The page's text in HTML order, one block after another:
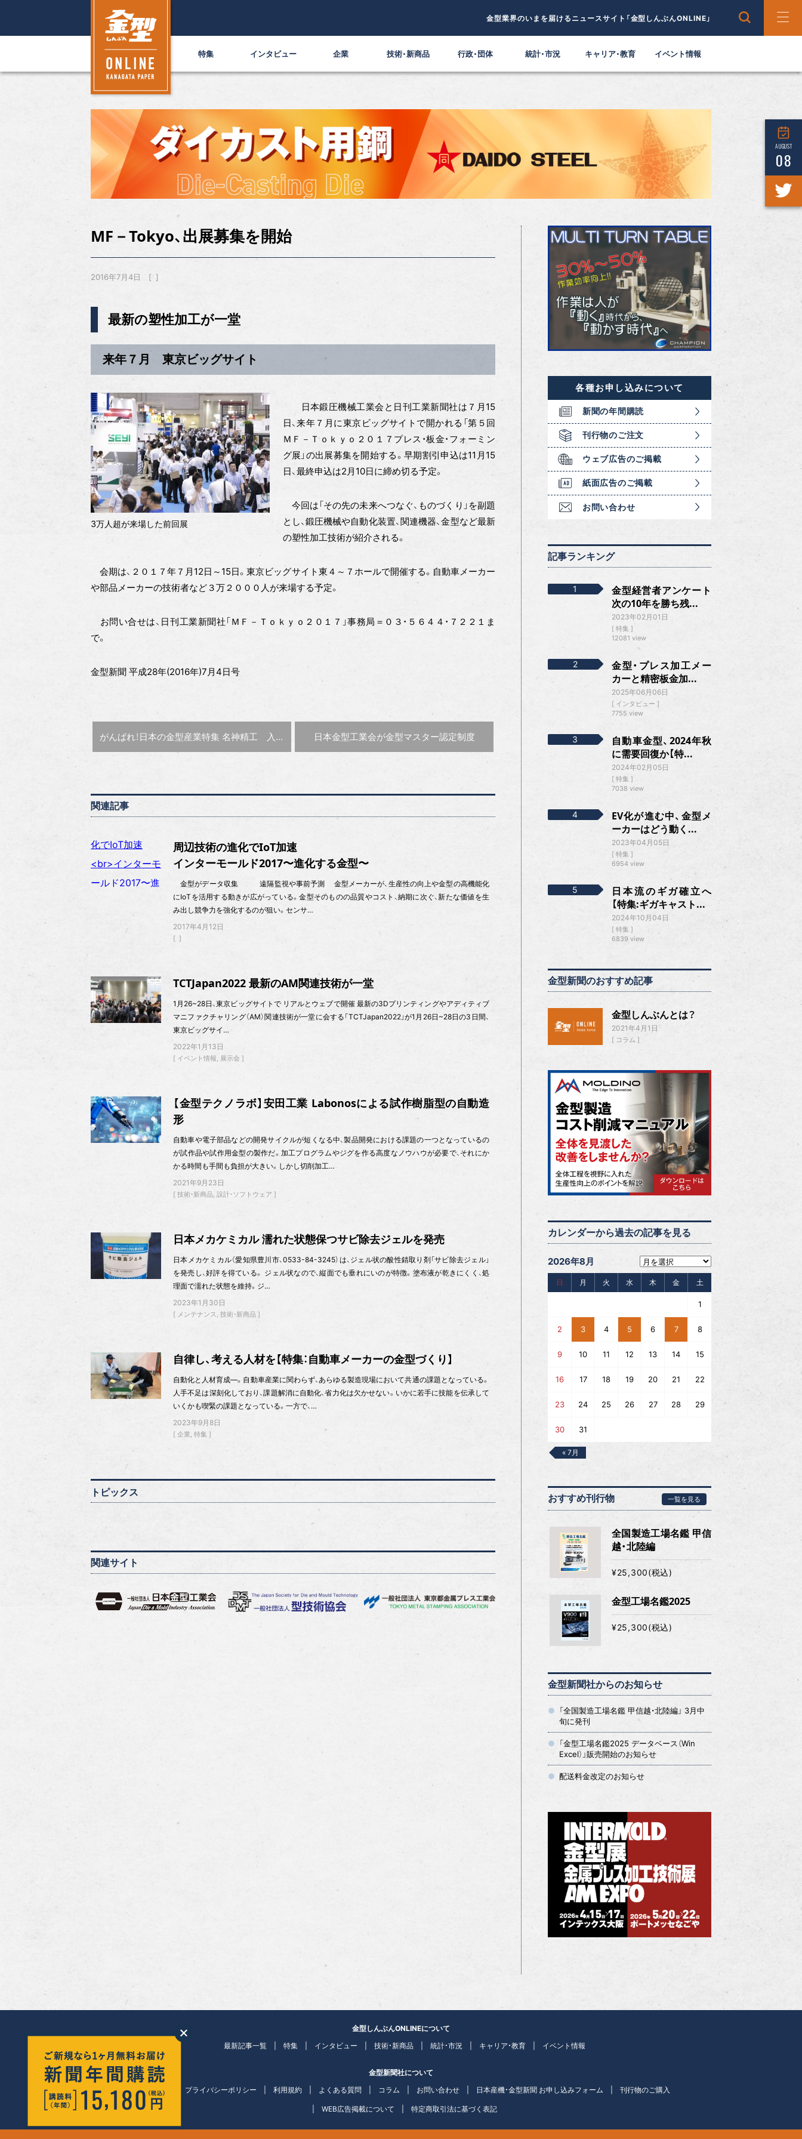
金型業界のいまを届けるニュースサイト「金型しんぶんONLINE」
特集 インタビュー 企業 技術・新商品 行政・団体 統計・市況 キャリア・教育 イベント情報
AUGUST
08
MF－Tokyo、出展募集を開始
2016年7月4日
最新の塑性加工が一堂
来年７月 東京ビッグサイト
3万人超が来場した前回展
日本鍛圧機械工業会と日刊工業新聞社は７月15
日、来年７月に東京ビッグサイトで開かれる「第５回
ＭＦ－Ｔｏｋｙｏ２０１７プレス・板金・フォーミン
グ展」の出展募集を開始する。早期割引申込は11月15
日、最終申込は2月10日に締め切る予定。
今回は「その先の未来へつなぐ、ものづくり」を副題
とし、鍛圧機械や自動化装置、関連機器、金型など最新
の塑性加工技術が紹介される。
会期は、２０１７年７月12日～15日。東京ビッグサイト東４～７ホールで開催する。自動車メーカー
や部品メーカーの技術者など３万２０００人が来場する予定。
お問い合せは、日刊工業新聞社「ＭＦ－Ｔｏｋｙｏ２０１７」事務局＝０３・５６４４・７２２１ま
で。
金型新聞 平成28年(2016年)7月4日号
前の記事 :
がんばれ！日本の金型産業特集名神精工 入野 晃一 社長 次の記事 :
日本金型工業会が金型マスター認定制度
関連記事
周辺技術の進化でIoT加速
インターモールド2017〜進化する金型〜
金型がデータ収集 遠隔監視や事前予測 金型メーカーが、生産性の向上や金型の高機能化
にIoTを活用する動きが広がっている。金型そのものの品質やコスト、納期に次ぐ、新たな価値を生
み出し競争力を強化するのが狙い。センサ…
2017年4月12日
TCTJapan2022 最新のAM関連技術が一堂
1月26~28日、東京ビッグサイトで リアルとウェブで開催 最新の3Dプリンティングやアディティブ
マニファクチャリング（AM）関連技術が一堂に会する「TCTJapan2022」が1月26日~28日の3日間、
東京ビッグサイ…
2022年1月13日
イベント情報 展示会
【金型テクノラボ】安田工業 Labonosによる試作樹脂型の自動造
形
自動車や電子部品などの開発サイクルが短くなる中、製品開発における課題の一つとなっているの
が試作品や試作用金型の製作だ。加工プログラムやジグを作る高度なノウハウが必要で、それにか
かる時間も手間も負担が大きい。しかし切削加工…
2021年9月23日
技術・新商品 設計・ソフトウェア
日本メカケミカル 濡れた状態保つサビ除去ジェルを発売
日本メカケミカル（愛知県豊川市、0533-84-3245）は、ジェル状の酸性錆取り剤「サビ除去ジェル」
を発売し、好評を得ている。 ジェル状なので、縦面でも垂れにいのが特徴。塗布液が乾きにくく、処
理面で濡れた状態を維持。ジ…
2023年1月30日
メンテナンス 技術・新商品
自律し、考える人材を【特集：自動車メーカーの金型づくり】
自動化と人材育成—。自動車産業に関わらず、あらゆる製造現場において共通の課題となっている。
人手不足は深刻化しており、課題解消に自動化、省力化は欠かせない。いかに若手に技能を伝承して
いくかも喫緊の課題となっている。一方で、…
2023年9月8日
企業 特集
トピックス
関連サイト
各種お申し込みについて
新聞の年間購読
刊行物のご注文
ウェブ広告のご掲載
紙面広告のご掲載
お問い合わせ
記事ランキング
金型経営者アンケート
次の10年を勝ち残...
2023年02月01日
特集
12081 view
金型・プレス加工メー
カーと精密板金加...
2025年06月06日
インタビュー
7755 view
自動車金型、2024年秋
に需要回復か【特...
2024年02月05日
特集
7038 view
EV化が進む中、金型メ
ーカーはどう動く...
2023年04月05日
特集
6954 view
日本流のギガ確立へ
【特集:ギガキャスト...
2024年10月04日
特集
6839 view
金型新聞のおすすめ記事
金型しんぶんとは？
2021年4月1日
コラム
カレンダーから過去の記事を見る
2026年8月
日 月 火 水 木 金 土
1
2 3 4 5 6 7 8
9 10 11 12 13 14 15
16 17 18 19 20 21 22
23 24 25 26 27 28 29
30 31
« 7月
おすすめ刊行物 一覧を見る
全国製造工場名鑑 甲信
越・北陸編
¥25,300(税込)
金型工場名鑑2025
¥25,300(税込)
金型新聞社からのお知らせ
「全国製造工場名鑑 甲信越・北陸編」 3月中
旬に発刊
「金型工場名鑑2025 データベース（Win
Excel）」販売開始のお知らせ
配送料金改定のお知らせ
金型しんぶんONLINEについて
最新記事一覧
特集 インタビュー 技術・新商品 統計・市況 キャリア・教育 イベント情報
金型新聞社について
会社紹介
プライバシーポリシー 利用規約 よくある質問 コラム お問い合わせ 日本産機・金型新聞 お申し込みフォーム 刊行物のご購入
WEB広告掲載について 特定商取引法に基づく表記